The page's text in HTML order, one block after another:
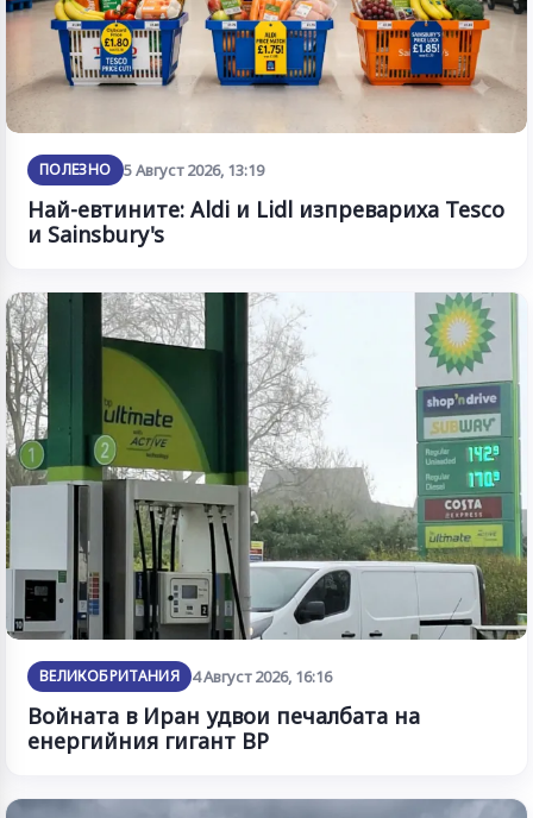
ПОЛЕЗНО 5 Август 2026, 13:19
Най-евтините: Aldi и Lidl изпревариха Tesco
и Sainsbury's
ВЕЛИКОБРИТАНИЯ 4 Август 2026, 16:16
Войната в Иран удвои печалбата на
енергийния гигант BP